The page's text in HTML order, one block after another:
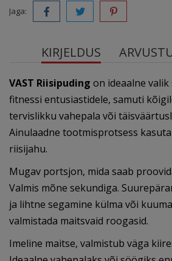
Jaga:
KIRJELDUS
VAST Riisipuding on ideaalne
fitnessi entusiastidele, samuti
tervislikku vahepala või
Ainulaadne tootmisprotsess
riisijahu.
Mugav portsjon, mida saab
Valmis mõne sekundiga.
ja lihtne segamine külma või
valmistada maitsvaid roogasid.
Imeline maitse, valmistub väga